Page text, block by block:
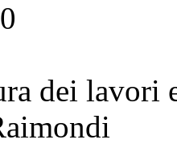
dei lavori